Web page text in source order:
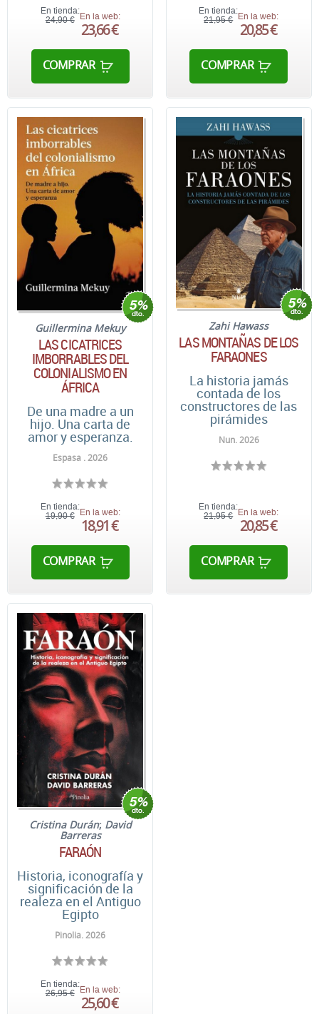
En tienda:
24,90 € En la web:
23,66 €
COMPRAR
En tienda:
21,95 € En la web:
20,85 €
COMPRAR
Guillermina Mekuy
LAS CICATRICES
IMBORRABLES DEL
COLONIALISMO EN
ÁFRICA
De una madre a un
hijo. Una carta de
amor y esperanza.
Espasa . 2026
En tienda:
19,90 € En la web:
18,91 €
COMPRAR
Zahi Hawass
LAS MONTAÑAS DE LOS
FARAONES
La historia jamás
contada de los
constructores de las
pirámides
Nun. 2026
En tienda:
21,95 € En la web:
20,85 €
COMPRAR
Cristina Durán; David
Barreras
FARAÓN
Historia, iconografía y
significación de la
realeza en el Antiguo
Egipto
Pinolia. 2026
En tienda:
26,95 € En la web:
25,60 €